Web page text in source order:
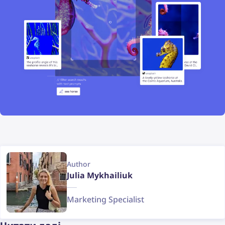
Author
Julia Mykhailiuk
Marketing Specialist